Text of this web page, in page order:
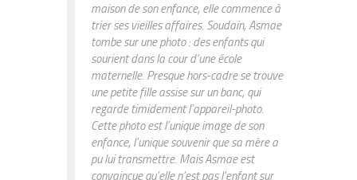
maison de son enfance, elle commence à
trier ses vieilles affaires. Soudain, Asmae
tombe sur une photo : des enfants qui
sourient dans la cour d’une école
maternelle. Presque hors-cadre se trouve
une petite fille assise sur un banc, qui
regarde timidement l’appareil-photo.
Cette photo est l’unique image de son
enfance, l’unique souvenir que sa mère a
pu lui transmettre. Mais Asmae est
convaincue qu’elle n’est pas l’enfant sur